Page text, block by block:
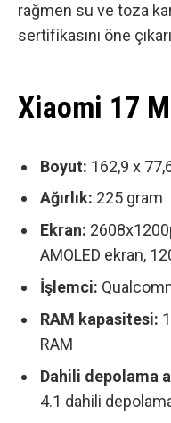
rağmen su ve toza
sertifikasını öne
Xiaomi 17
Boyut: 162,9 x
Ağırlık: 225 gram
Ekran:
AMOLED ekran,
İşlemci:
RAM kapasitesi:
RAM
Dahili depolama
4.1 dahili